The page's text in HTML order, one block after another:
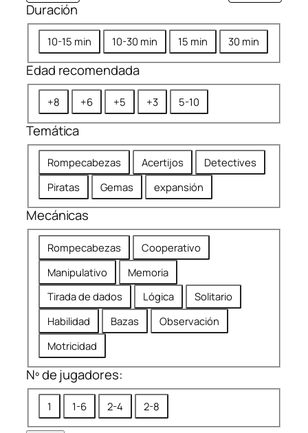
Duración
D
u
r
a
i
ó
n
10-15 min 10-30 min 15 min 30 min
Edad recomendada
d
a
d
c
o
m
d
a
a
+8 +6 +5 +3 5-10
Temática
e
á
t
c
Rompecabezas Acertijos
Detectives
Piratas
Gemas expansión
Mecánicas
M
e
n
i
a
s
Rompecabezas
Cooperativo
Manipulativo
Memoria
Tirada de dados
Lógica
Solitario
Habilidad
Bazas
Observación
Motricidad
Nº de jugadores:
N
º
1 1-6 2-4 2-8